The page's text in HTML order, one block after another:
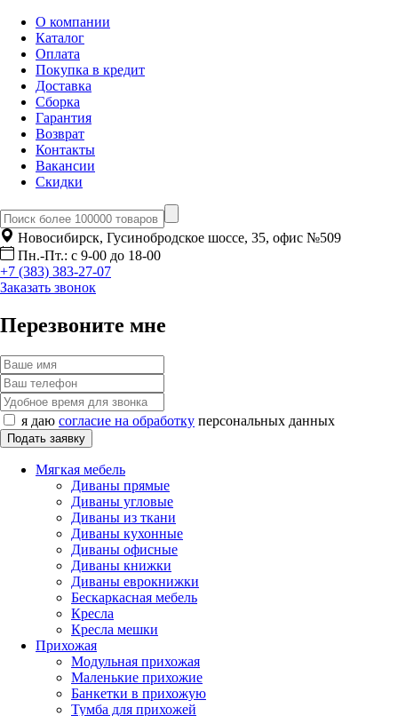
О компании
Каталог
Оплата
Покупка в кредит
Доставка
Сборка
Гарантия
Возврат
Контакты
Вакансии
Скидки
Новосибирск, Гусинобродское шоссе, 35, офис №509
Пн.-Пт.: с 9-00 до 18-00
+7 (383) 383-27-07
Заказать звонок
Перезвоните мне
я даю согласие на обработку персональных данных
Мягкая мебель
Диваны прямые
Диваны угловые
Диваны из ткани
Диваны кухонные
Диваны офисные
Диваны книжки
Диваны еврокнижки
Бескаркасная мебель
Кресла
Кресла мешки
Прихожая
Модульная прихожая
Маленькие прихожие
Банкетки в прихожую
Тумба для прихожей